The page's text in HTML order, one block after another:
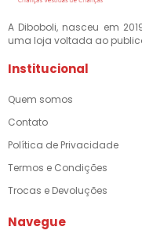
A Diboboli, nasceu em
uma loja voltada ao
Institucional
Quem somos
Contato
Política de Privacidade
Termos e Condições
Trocas e Devoluções
Navegue